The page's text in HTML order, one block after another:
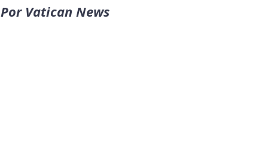
Por Vatican News